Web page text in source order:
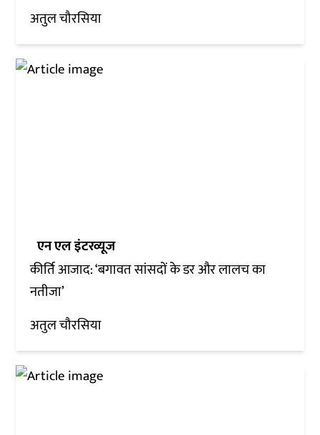
अतुल चौरसिया
एन एल इंटरव्यूज
कीर्ति आजाद: ‘बगावत सांसदों के डर और लालच का
नतीजा’
अतुल चौरसिया